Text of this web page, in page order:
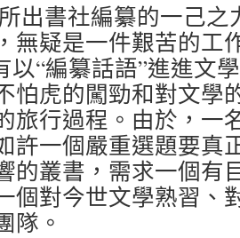
出書社編纂的一己
無疑是一件艱苦的工
以“編纂話語”進進文
怕虎的闖勁和對文學
旅行過程。由於，一
許一個嚴重選題要真
的叢書，需求一個有
個對今世文學熟習、
隊。